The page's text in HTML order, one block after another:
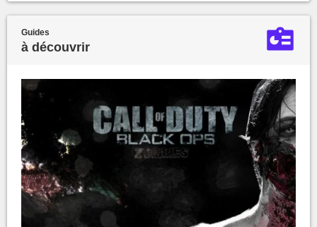
Guides
à découvrir